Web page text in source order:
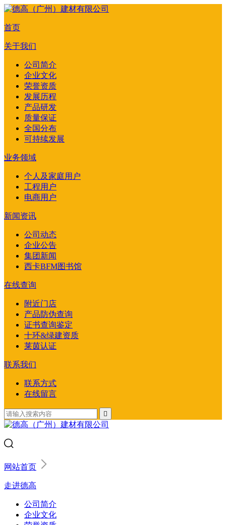
首页
关于我们
公司简介
企业文化
荣誉资质
发展历程
产品研发
质量保证
全国分布
可持续发展
业务领域
个人及家庭用户
工程用户
电商用户
新闻资讯
公司动态
企业公告
集团新闻
西卡BFM图书馆
在线查询
附近门店
产品防伪查询
证书查询鉴定
十环&绿建资质
莱茵认证
联系我们
联系方式
在线留言

网站首页
走进德高
公司简介
企业文化